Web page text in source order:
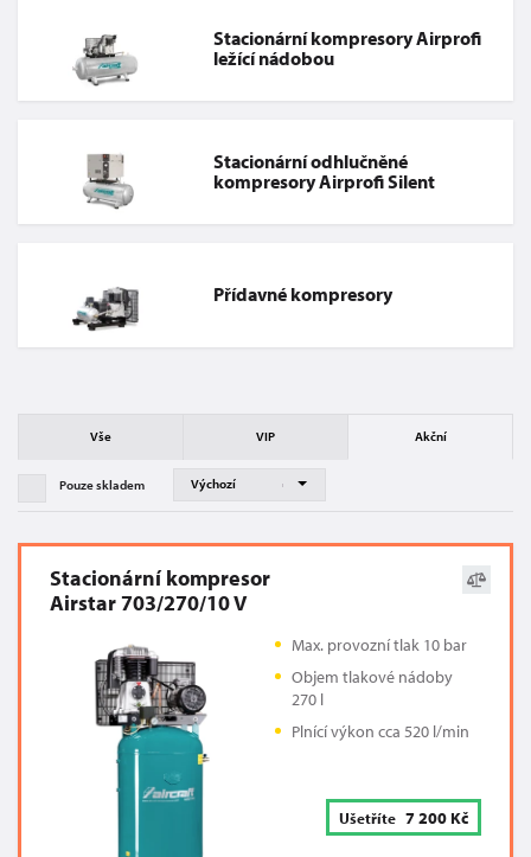
Stacionární kompresory Airprofi
ležící nádobou
Stacionární odhlučněné
kompresory Airprofi Silent
Přídavné kompresory
Vše VIP Akční
Pouze skladem
Stacionární kompresor
Airstar 703/270/10 V
Max. provozní tlak 10 bar
Objem tlakové nádoby
270 l
Plnící výkon cca 520 l/min
Ušetříte 7 200 Kč